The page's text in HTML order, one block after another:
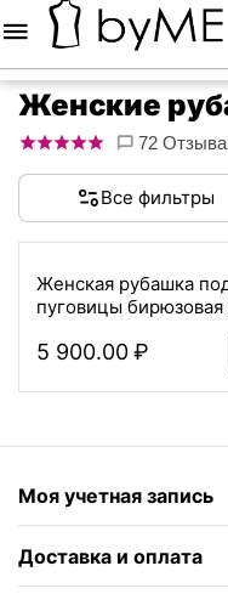
Женские
72 Отзыва
Все фильтры
Женская рубашка
пуговицы бирюзовая
яркой отделкой
5 900.00₽
Моя учетная запись
Доставка и оплата
Меню Корзина